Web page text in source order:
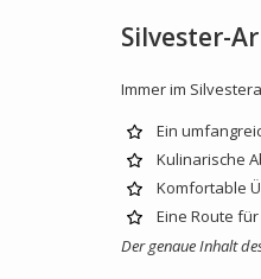
Silvester-
Immer im
Ein
Kulinarische
Komfortable
Eine Route
Der genaue Inhalt